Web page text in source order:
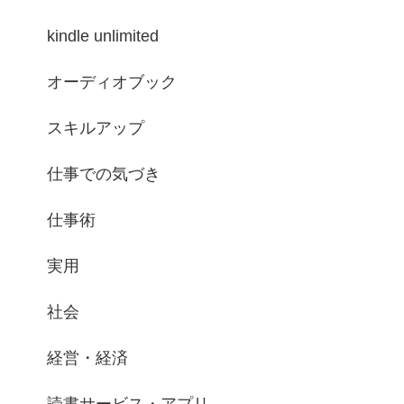
kindle unlimited
オーディオブック
スキルアップ
仕事での気づき
仕事術
実用
社会
経営・経済